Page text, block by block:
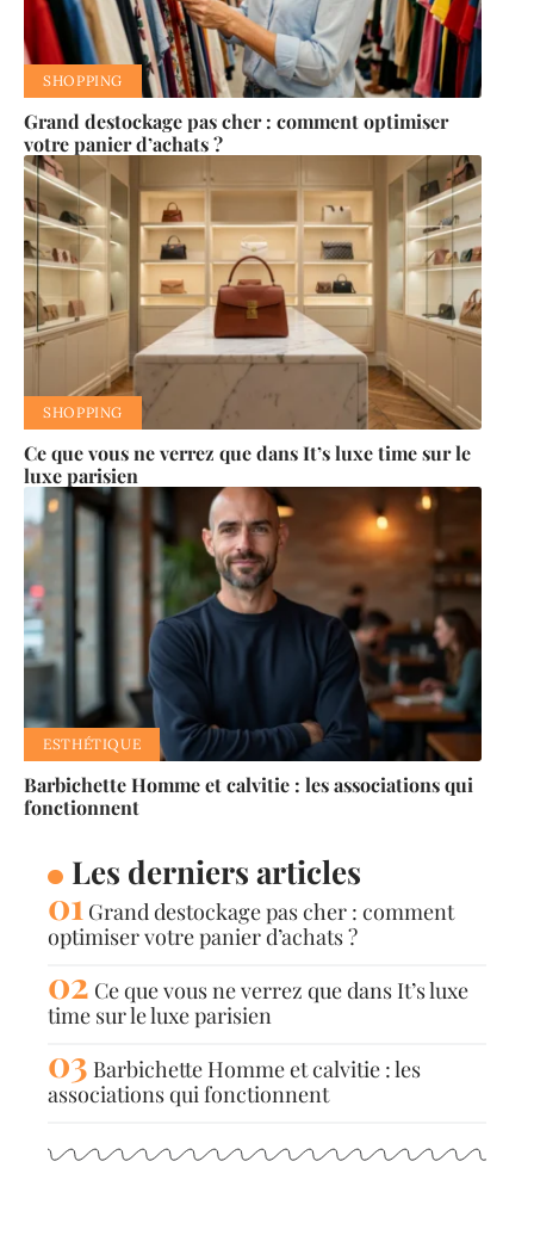
SHOPPING
Grand destockage pas cher : comment optimiser
votre panier d’achats ?
SHOPPING
Ce que vous ne verrez que dans It’s luxe time sur le
luxe parisien
ESTHÉTIQUE
Barbichette Homme et calvitie : les associations qui
fonctionnent
Les derniers articles
Grand destockage pas cher : comment
optimiser votre panier d’achats ?
Ce que vous ne verrez que dans It’s luxe
time sur le luxe parisien
Barbichette Homme et calvitie : les
associations qui fonctionnent